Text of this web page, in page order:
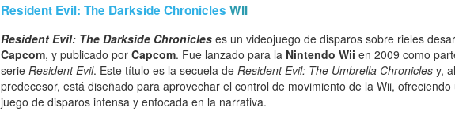
Resident Evil: The Darkside Chronicles WII
Resident Evil: The Darkside Chronicles es un videojuego de disparos sobre rieles
Capcom, y publicado por Capcom. Fue lanzado para la Nintendo Wii en 2009 como
serie Resident Evil. Este título es la secuela de Resident Evil: The Umbrella Chronicles y,
predecesor, está diseñado para aprovechar el control de movimiento de la Wii,
juego de disparos intensa y enfocada en la narrativa.